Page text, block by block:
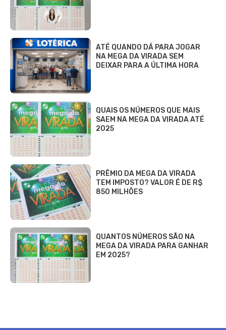
ATÉ QUANDO DÁ PARA JOGAR
NA MEGA DA VIRADA SEM
DEIXAR PARA A ÚLTIMA HORA
QUAIS OS NÚMEROS QUE MAIS
SAEM NA MEGA DA VIRADA ATÉ
2025
PRÊMIO DA MEGA DA VIRADA
TEM IMPOSTO? VALOR É DE R$
850 MILHÕES
QUANTOS NÚMEROS SÃO NA
MEGA DA VIRADA PARA GANHAR
EM 2025?